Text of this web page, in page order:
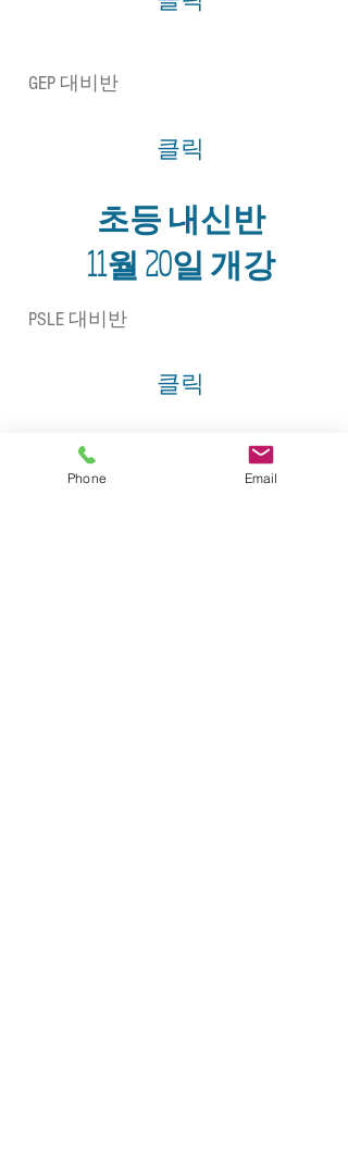
GEP 대비반
클릭
PSLE 대비반
클릭
4학년 내신반
초등 내신반
11월 20일 개강
Phone Email